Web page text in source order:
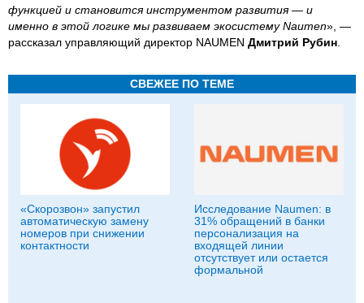
функцией и становится инструментом развития — и
именно в этой логике мы развиваем экосистему Naumen», —
рассказал управляющий директор NAUMEN Дмитрий Рубин
СВЕЖЕЕ ПО ТЕМЕ
«Скорозвон» запустил
автоматическую замену
номеров при снижении
контактности
Исследование Naumen: в
31% обращений в банки
персонализация на
входящей линии
отсутствует или остается
формальной